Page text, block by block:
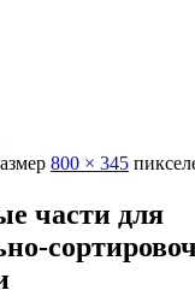
800 × 345
части для